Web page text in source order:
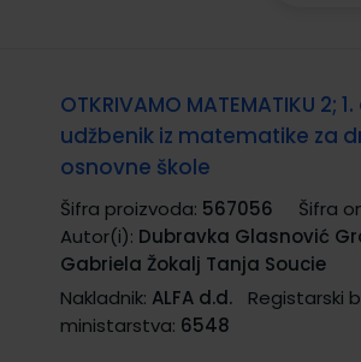
OTKRIVAMO MATEMATIKU 2;
udžbenik iz matematike za
osnovne škole
Šifra proizvoda: 567056 Šifra
Autor(i): Dubravka Glasnović
Gabriela Žokalj Tanja Soucie
Nakladnik: ALFA d.d.
Registarski
ministarstva: 6548